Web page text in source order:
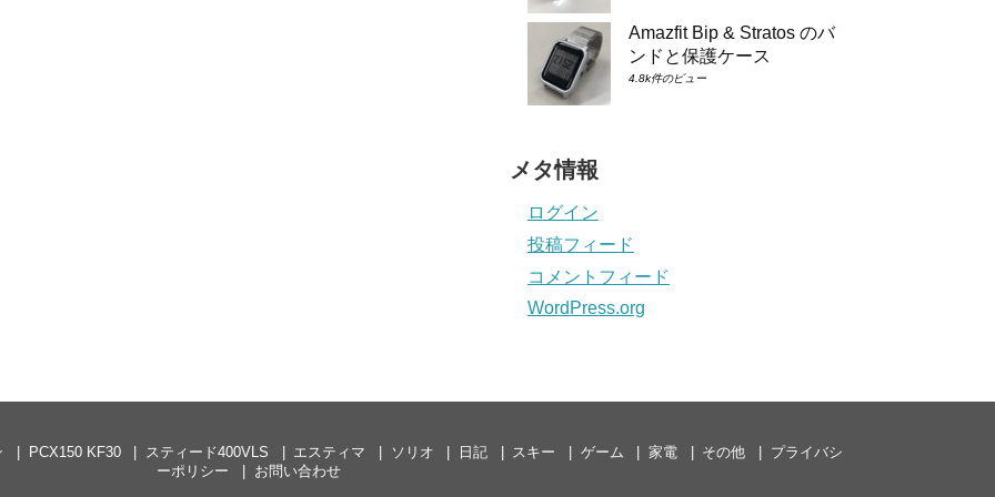
Amazfit Bip & Stratos のバ
ンドと保護ケース
4.8k件のビュー
メタ情報
ログイン
投稿フィード
コメントフィード
WordPress.org
PCX150 KF30 スティード400VLS エスティマ ソリオ 日記 スキー ゲーム 家電 その他
プライバシ
ーポリシー
お問い合わせ